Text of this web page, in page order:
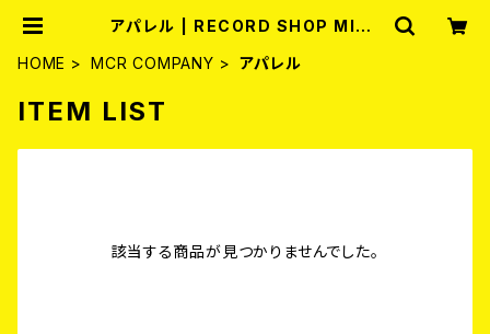
アパレル | RECORD SHOP MISE
HOME
MCR COMPANY アパレル
ITEM LIST
該当する商品が見つかりませんでした。